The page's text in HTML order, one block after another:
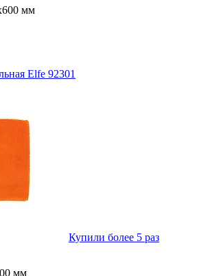
мм
Elfe 92301
Купили более 5 раз
мм